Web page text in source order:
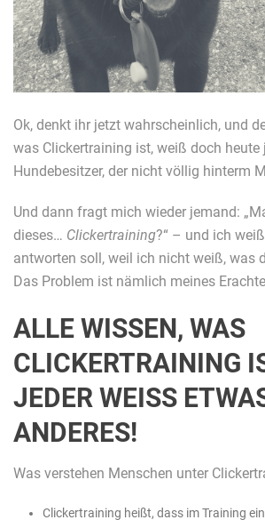
Ok, denkt ihr jetzt wahrscheinlich, und
was Clickertraining ist, weiß doch heute
Hundebesitzer, der nicht völlig hinterm
Und dann fragt mich wieder jemand:
dieses… Clickertraining?“ – und ich
antworten soll, weil ich nicht weiß, was
Das Problem ist nämlich meines
ALLE WISSEN, WAS
CLICKERTRAINING
JEDER WEISS ETWAS
NDERES!
Was verstehen Menschen unter
Clickertraining heißt, dass im Training